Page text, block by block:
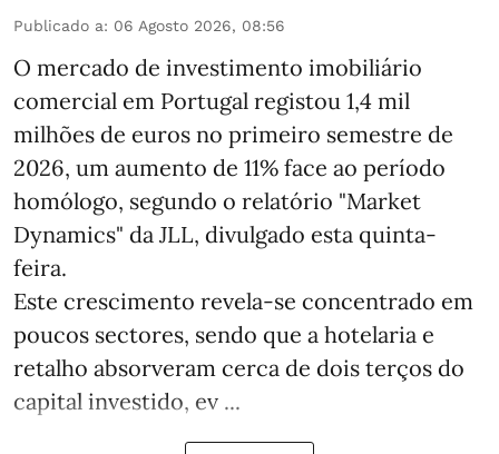
Publicado a: 06 Agosto 2026, 08:56
O mercado de investimento imobiliário
comercial em Portugal registou 1,4 mil
milhões de euros no primeiro semestre de
2026, um aumento de 11% face ao período
homólogo, segundo o relatório "Market
Dynamics" da JLL, divulgado esta quinta-
feira.
Este crescimento revela-se concentrado em
poucos sectores, sendo que a hotelaria e
retalho absorveram cerca de dois terços do
capital investido, ev ...